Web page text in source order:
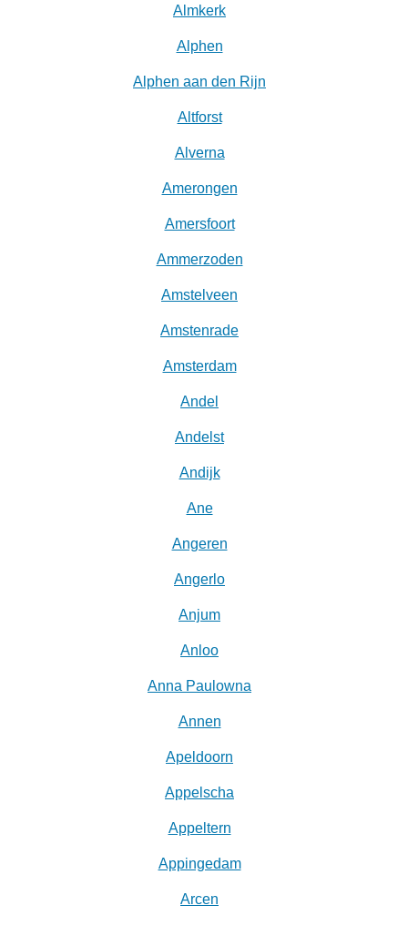
Almkerk
Alphen
Alphen aan den Rijn
Altforst
Alverna
Amerongen
Amersfoort
Ammerzoden
Amstelveen
Amstenrade
Amsterdam
Andel
Andelst
Andijk
Ane
Angeren
Angerlo
Anjum
Anloo
Anna Paulowna
Annen
Apeldoorn
Appelscha
Appeltern
Appingedam
Arcen